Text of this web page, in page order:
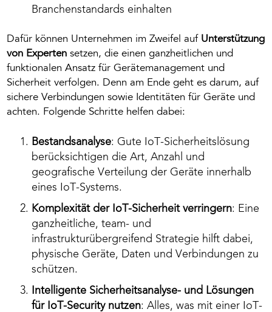
Branchenstandards einhalten
Dafür können Unternehmen im Zweifel auf Unterstützung
von Experten setzen,die einen ganzheitlichen und
funktionalen Ansatz für Gerätemanagement und
Sicherheit verfolgen. Denn am Ende geht es darum, auf
sichere Verbindungen sowie Identitäten für Geräte und
achten. Folgende Schritte helfen dabei:
Bestandsanalyse: Gute IoT-Sicherheitslösung
berücksichtigen die Art, Anzahl und
geografische Verteilung der Geräte innerhalb
eines IoT-Systems.
Komplexität der IoT-Sicherheit verringern: Eine
ganzheitliche, team- und
infrastrukturübergreifend Strategie hilft dabei,
physische Geräte, Daten und Verbindungen zu
schützen.
Intelligente Sicherheitsanalyse- und Lösungen
für IoT-Security nutzen: Alles, was mit einer IoT-